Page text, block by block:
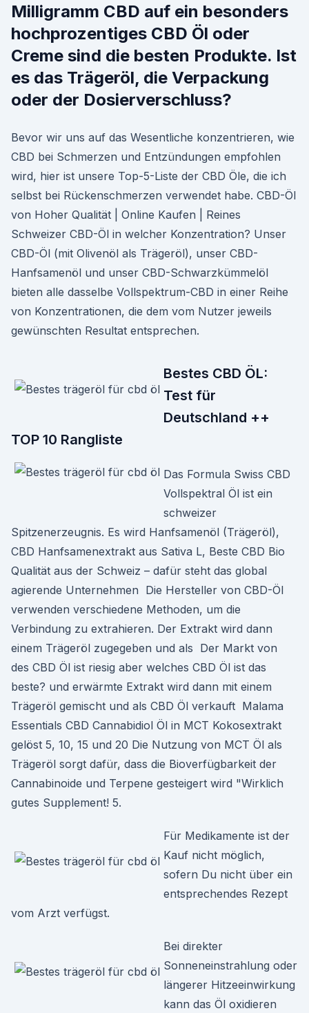
Milligramm CBD auf ein besonders
hochprozentiges CBD Öl oder
Creme sind die besten Produkte. Ist
es das Trägeröl, die Verpackung
oder der Dosierverschluss?
Bevor wir uns auf das Wesentliche konzentrieren, wie
CBD bei Schmerzen und Entzündungen empfohlen
wird, hier ist unsere Top-5-Liste der CBD Öle, die ich
selbst bei Rückenschmerzen verwendet habe. CBD-Öl
von Hoher Qualität | Online Kaufen | Reines
Schweizer CBD-Öl in welcher Konzentration? Unser
CBD-Öl (mit Olivenöl als Trägeröl), unser CBD-
Hanfsamenöl und unser CBD-Schwarzkümmelöl
bieten alle dasselbe Vollspektrum-CBD in einer Reihe
von Konzentrationen, die dem vom Nutzer jeweils
gewünschten Resultat entsprechen.
Bestes CBD ÖL:
Test für
Deutschland ++
TOP 10 Rangliste
Das Formula Swiss CBD
Vollspektral Öl ist ein
schweizer
Spitzenerzeugnis. Es wird Hanfsamenöl (Trägeröl),
CBD Hanfsamenextrakt aus Sativa L, Beste CBD Bio
Qualität aus der Schweiz – dafür steht das global
agierende Unternehmen Die Hersteller von CBD-Öl
verwenden verschiedene Methoden, um die
Verbindung zu extrahieren. Der Extrakt wird dann
einem Trägeröl zugegeben und als Der Markt von
des CBD Öl ist riesig aber welches CBD Öl ist das
beste? und erwärmte Extrakt wird dann mit einem
Trägeröl gemischt und als CBD Öl verkauft Malama
Essentials CBD Cannabidiol Öl in MCT Kokosextrakt
gelöst 5, 10, 15 und 20 Die Nutzung von MCT Öl als
Trägeröl sorgt dafür, dass die Bioverfügbarkeit der
Cannabinoide und Terpene gesteigert wird "Wirklich
gutes Supplement! 5.
Für Medikamente ist der
Kauf nicht möglich,
sofern Du nicht über ein
entsprechendes Rezept
vom Arzt verfügst.
Bei direkter
Sonneneinstrahlung oder
längerer Hitzeeinwirkung
kann das Öl oxidieren